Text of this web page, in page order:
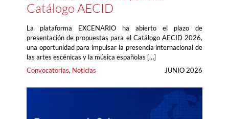
Catálogo AECID
La plataforma EXCENARIO ha abierto el plazo de
presentación de propuestas para el Catálogo AECID 2026,
una oportunidad para impulsar la presencia internacional de
las artes escénicas y la música españolas […]
Convocatorias, Noticias JUNIO 2026